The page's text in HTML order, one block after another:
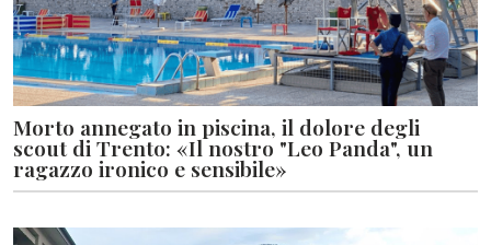
Morto annegato in piscina, il dolore degli
scout di Trento: «Il nostro "Leo Panda", un
ragazzo ironico e sensibile»